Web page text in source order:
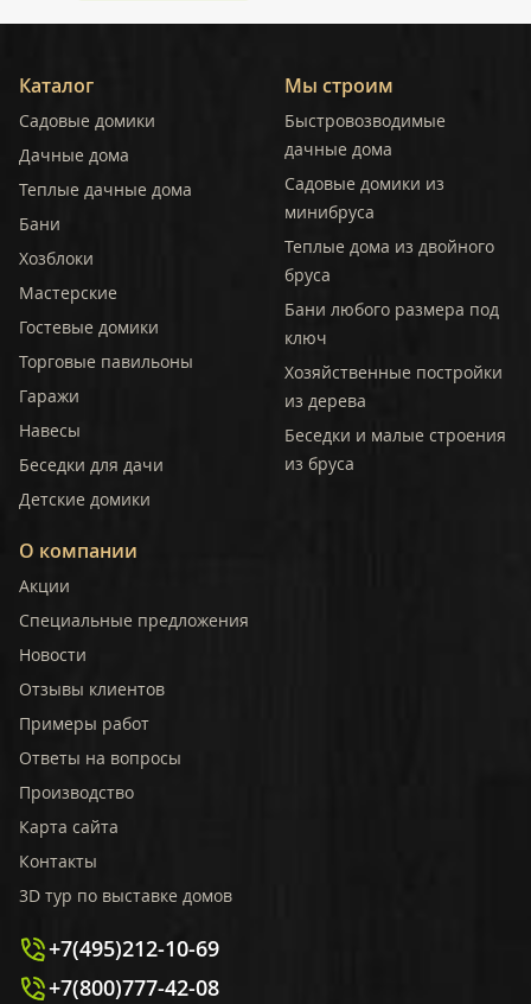
Каталог
Садовые домики
Дачные дома
Теплые дачные дома
Бани
Хозблоки
Мастерские
Гостевые домики
Торговые павильоны
Гаражи
Навесы
Беседки для дачи
Детские домики
Мы строим
Быстровозводимые
дачные дома
Садовые домики из
минибруса
Теплые дома из двойного
бруса
Бани любого размера под
ключ
Хозяйственные постройки
из дерева
Беседки и малые строения
из бруса
О компании
Акции
Специальные предложения
Новости
Отзывы клиентов
Примеры работ
Ответы на вопросы
Производство
Карта сайта
Контакты
3D тур по выставке домов
+7(495)212-10-69
+7(800)777-42-08